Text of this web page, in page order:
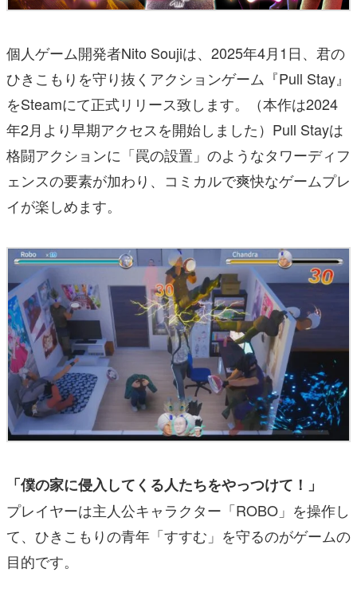
個人ゲーム開発者Nito Soujiは、2025年4月1日、君の
ひきこもりを守り抜くアクションゲーム『Pull Stay』
をSteamにて正式リリース致します。（本作は2024
年2月より早期アクセスを開始しました）Pull Stayは
格闘アクションに「罠の設置」のようなタワーディフ
ェンスの要素が加わり、コミカルで爽快なゲームプレ
イが楽しめます。
「僕の家に侵入してくる人たちをやっつけて！」
プレイヤーは主人公キャラクター「ROBO」を操作し
て、ひきこもりの青年「すすむ」を守るのがゲームの
目的です。